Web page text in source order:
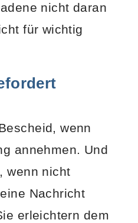
nicht daran
für wichtig
wenn
annehmen. Und
wenn nicht
Nachricht
erleichtern dem